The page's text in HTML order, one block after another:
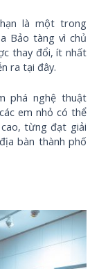
là một trong
Bảo tàng vì chủ
thay đổi, ít nhất
ra tại đây.
phá nghệ thuật
em nhỏ có thể
từng đạt giải
bàn thành phố